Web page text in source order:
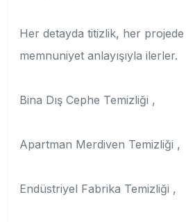
Her detayda titizlik, her
memnuniyet anlayışıyla ilerler.
Bina Dış Cephe Temizliği ,
Apartman Merdiven Temizliği ,
Endüstriyel Fabrika Temizliği ,